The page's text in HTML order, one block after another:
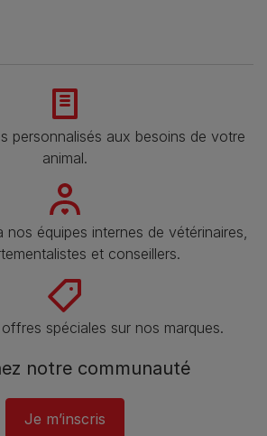
personnalisés aux besoins de votre
animal​.
nos équipes internes de vétérinaires,
et conseillers.
spéciales sur nos marques.
notre communauté
Je m’inscris